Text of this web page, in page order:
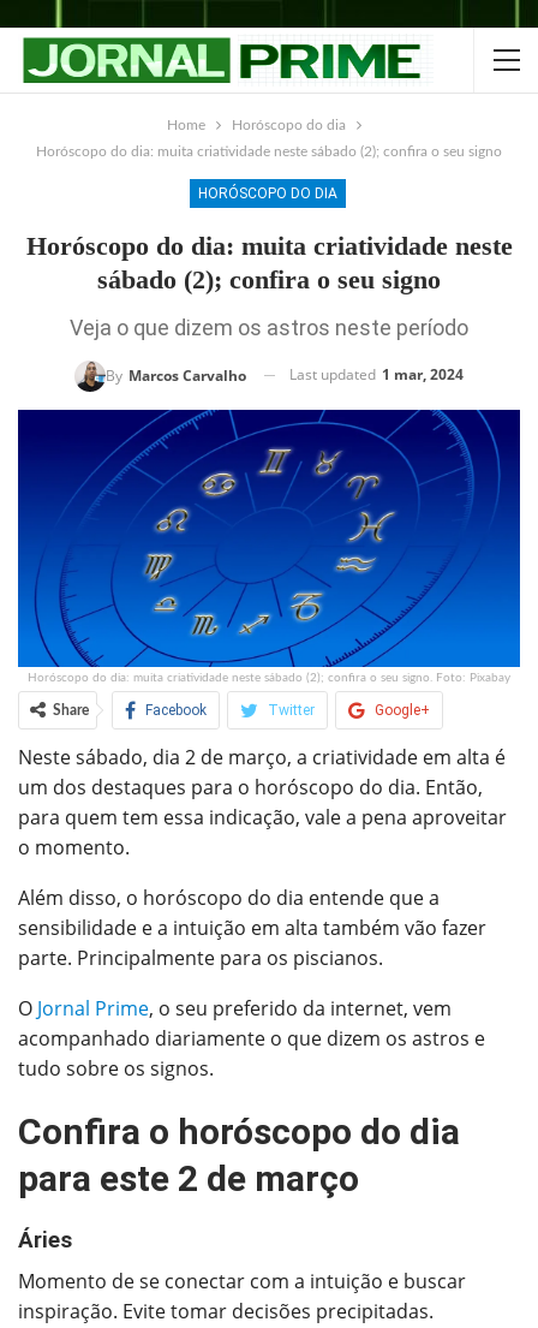
Home
Horóscopo do dia
Horóscopo do dia: muita criatividade neste sábado (2); confira o seu signo
HORÓSCOPO DO DIA
Horóscopo do dia: muita criatividade neste
sábado (2); confira o seu signo
Veja o que dizem os astros neste período
By Marcos Carvalho Last updated 1 mar, 2024
Horóscopo do dia: muita criatividade neste sábado (2); confira o seu signo. Foto: Pixabay
Share Facebook Twitter Google+
ReddIt WhatsApp Pinterest
Neste sábado, dia 2 de março, a criatividade em alta é
um dos destaques para o horóscopo do dia. Então,
para quem tem essa indicação, vale a pena aproveitar
o momento.
Além disso, o horóscopo do dia entende que a
sensibilidade e a intuição em alta também vão fazer
parte. Principalmente para os piscianos.
O Jornal Prime, o seu preferido da internet, vem
acompanhado diariamente o que dizem os astros e
tudo sobre os signos.
Confira o horóscopo do dia
para este 2 de março
Áries
Momento de se conectar com a intuição e buscar
inspiração. Evite tomar decisões precipitadas.